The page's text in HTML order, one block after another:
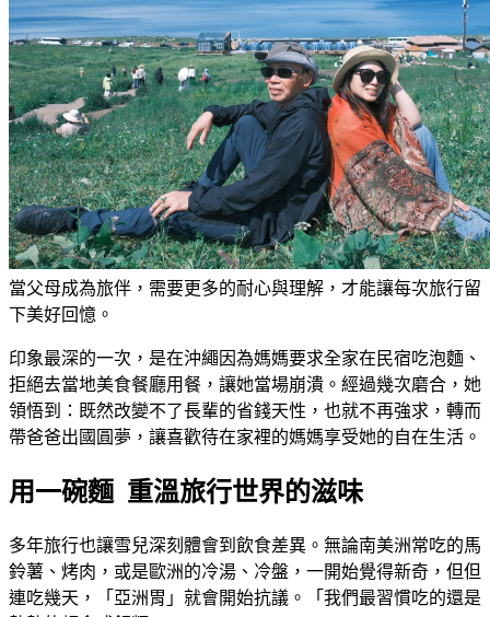
當父母成為旅伴，需要更多的耐心與理解，才能讓每次旅行留
下美好回憶。
印象最深的一次，是在沖繩因為媽媽要求全家在民宿吃泡麵、
拒絕去當地美食餐廳用餐，讓她當場崩潰。經過幾次磨合，她
領悟到：既然改變不了長輩的省錢天性，也就不再強求，轉而
帶爸爸出國圓夢，讓喜歡待在家裡的媽媽享受她的自在生活。
用一碗麵 重溫旅行世界的滋味
多年旅行也讓雪兒深刻體會到飲食差異。無論南美洲常吃的馬
鈴薯、烤肉，或是歐洲的冷湯、冷盤，一開始覺得新奇，但但
連吃幾天，「亞洲胃」就會開始抗議。「我們最習慣吃的還是